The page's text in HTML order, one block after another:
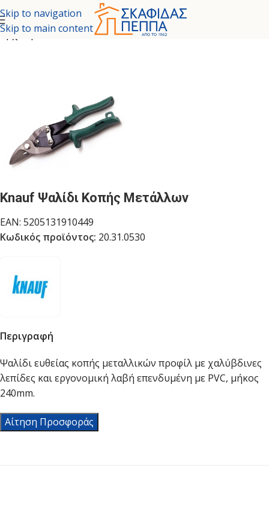
Skip to navigation
Skip to main content
Αρχική σελίδα ΞΗΡΑ ΔΟΜΗΣΗ ΕΡΓΑΛΕΙΑ
Knauf Ψαλίδι Κοπής Μετάλλων
EAN: 5205131910449
Κωδικός προϊόντος: 20.31.0530
Περιγραφή
Ψαλίδι ευθείας κοπής μεταλλικών προφίλ με χαλύβδινες
λεπίδες και εργονομική λαβή επενδυμένη με PVC, μήκος
240mm.
Αίτηση Προσφοράς